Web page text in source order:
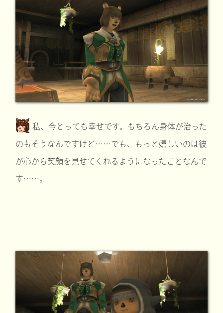
私、今とっても幸せです。もちろん身体が治った
のもそうなんですけど……でも、もっと嬉しいのは彼
が心から笑顔を見せてくれるようになったことなんで
す……。